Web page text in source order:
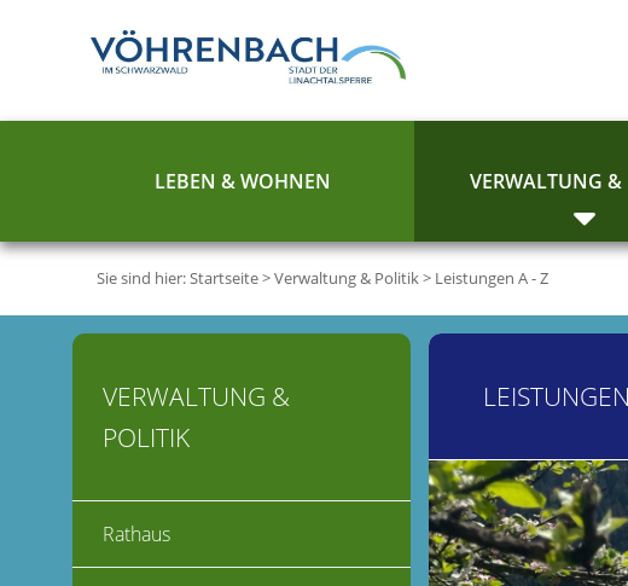
LEBEN & WOHNEN VERWALTUNG
Sie sind hier:Startseite>Verwaltung & Politik> Leistungen A - Z
VERWALTUNG &
POLITIK
Rathaus